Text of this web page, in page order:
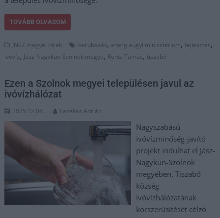
TOVÁBB OLVASOM
JNSZ megyei hírek beruházás, energiaügyi minisztérium, fejlesztés,
ivóvíz, Jász-Nagykun-Szolnok megye, Rentz Tamás, tiszabő
Ezen a Szolnok megyei településen javul az
ivóvízhálózat
2025.12.04. Fazekas Adrián
Nagyszabású
ivóvízminőség-javító
projekt indulhat el Jász-
Nagykun-Szolnok
megyében. Tiszabő
község
ivóvízhálózatának
korszerűsítését célzó